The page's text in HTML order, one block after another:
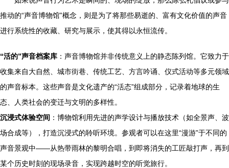
推动的“声音博物馆”概念，则是为了将那些易逝的、富有文化价值的声音
进行系统性的收藏、研究与展示，使其得以永恒流传。
“活的”声音档案库 ：声音博物馆并非传统意义上的静态陈列馆。它致力于
收集来自大自然、城市街巷、传统工艺、方言吟诵、仪式活动等多元领域
的声音标本。这些声音是文化遗产的“活态”组成部分，记录着地球的生
态、人类社会的变迁与文明的多样性。
沉浸式体验空间 ：博物馆利用先进的声学设计与播放技术（如全景声、波
场合成等），打造沉浸式的聆听环境。参观者可以在这里“漫游”于不同的
声音景观中——从热带雨林的黎明合唱，到即将消失的工匠敲打声，再到
某个历史时刻的现场录音，实现跨越时空的听觉旅行。